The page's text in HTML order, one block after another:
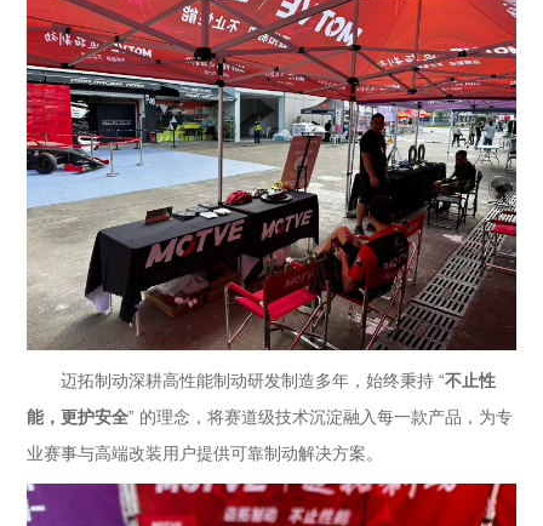
迈拓制动深耕高性能制动研发制造多年，始终秉持 “不止性
能，更护安全” 的理念，将赛道级技术沉淀融入每一款产品，为专
业赛事与高端改装用户提供可靠制动解决方案。